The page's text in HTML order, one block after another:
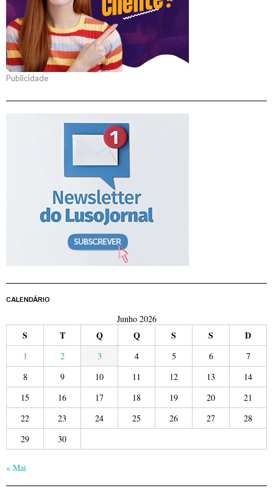
Publicidade
CALENDÁRIO
Junho 2026
S T Q Q S S D
1 2 3 4 5 6
7
8
9 10 11 12 13
14
15
16 17 18 19 20
21
22
23 24 25 26 27
28
29
30
« Mai